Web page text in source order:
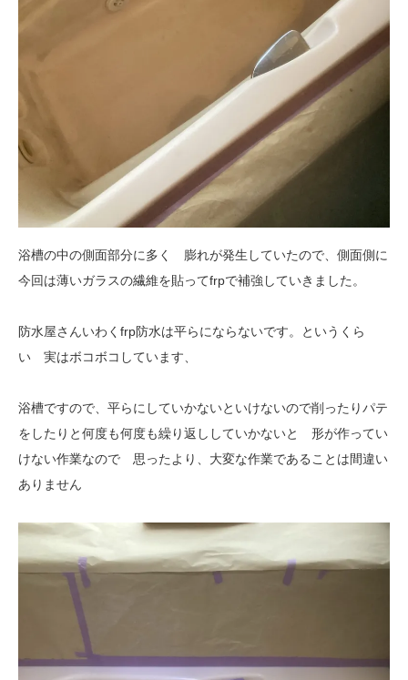
浴槽の中の側面部分に多く 膨れが発生していたので、側面側に
今回は薄いガラスの繊維を貼ってfrpで補強していきました。
防水屋さんいわくfrp防水は平らにならないです。というくら
い 実はボコボコしています、
浴槽ですので、平らにしていかないといけないので削ったりパテ
をしたりと何度も何度も繰り返ししていかないと 形が作ってい
けない作業なので 思ったより、大変な作業であることは間違い
ありません